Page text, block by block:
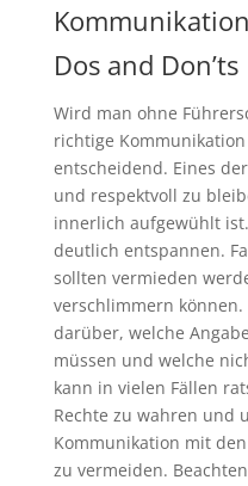
Dos and Don’ts
Wird man ohne
richtige
entscheidend. Eines
und respektvoll zu
innerlich aufgewühlt
deutlich entspannen.
sollten vermieden
verschlimmern
darüber, welche
müssen und welche
kann in vielen Fällen
Rechte zu wahren und
Kommunikation mit
zu vermeiden.